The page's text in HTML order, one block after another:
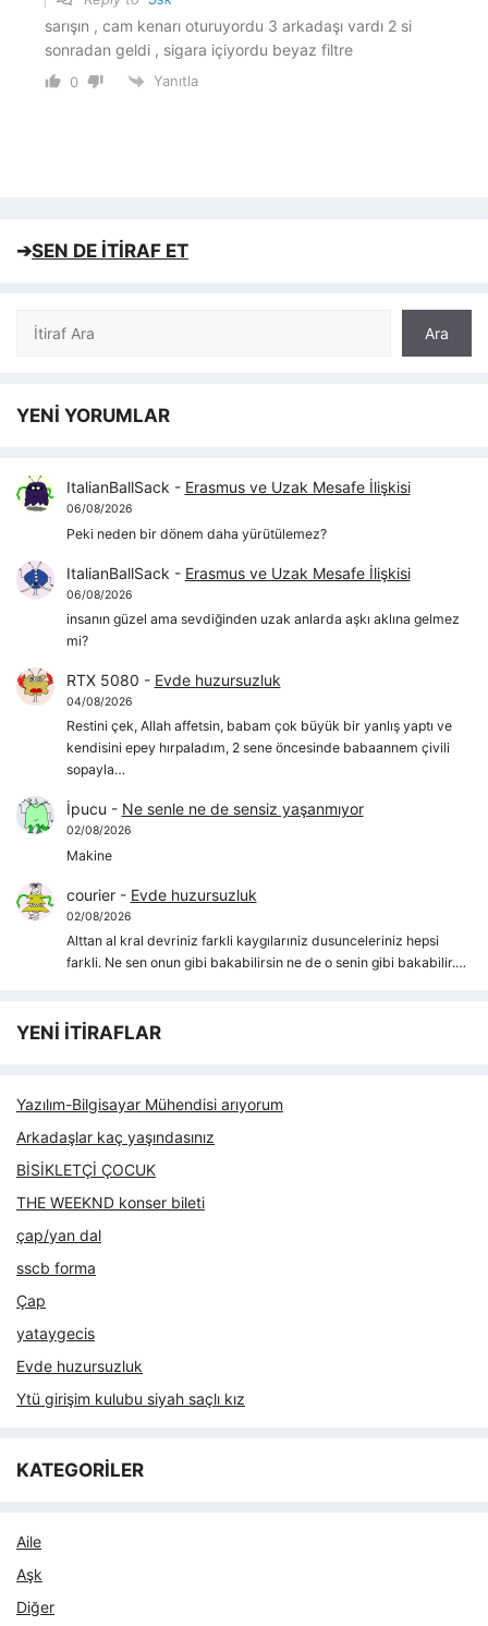
sarışın , cam kenarı oturuyordu 3 arkadaşı vardı 2 si
sonradan geldi , sigara içiyordu beyaz filtre
0 Yanıtla
➔SEN DE İTİRAF ET
Ara
Ara
YENİ YORUMLAR
ItalianBallSack - Erasmus ve Uzak Mesafe İlişkisi
06/08/2026
Peki neden bir dönem daha yürütülemez?
ItalianBallSack - Erasmus ve Uzak Mesafe İlişkisi
06/08/2026
insanın güzel ama sevdiğinden uzak anlarda aşkı aklına gelmez
mi?
RTX 5080 - Evde huzursuzluk
04/08/2026
Restini çek, Allah affetsin, babam çok büyük bir yanlış yaptı ve
kendisini epey hırpaladım, 2 sene öncesinde babaannem çivili
sopayla…
İpucu - Ne senle ne de sensiz yaşanmıyor
02/08/2026
Makine
courier- Evde huzursuzluk
02/08/2026
Alttan al kral devriniz farkli kaygılarıniz dusunceleriniz hepsi
farkli. Ne sen onun gibi bakabilirsin ne de o senin gibi bakabilir.…
YENİ İTİRAFLAR
Yazılım-Bilgisayar Mühendisi arıyorum
Arkadaşlar kaç yaşındasınız
BİSİKLETÇİ ÇOCUK
THE WEEKND konser bileti
çap/yan dal
sscb forma
Çap
yataygecis
Evde huzursuzluk
Ytü girişim kulubu siyah saçlı kız
KATEGORİLER
Aile
Aşk
Diğer